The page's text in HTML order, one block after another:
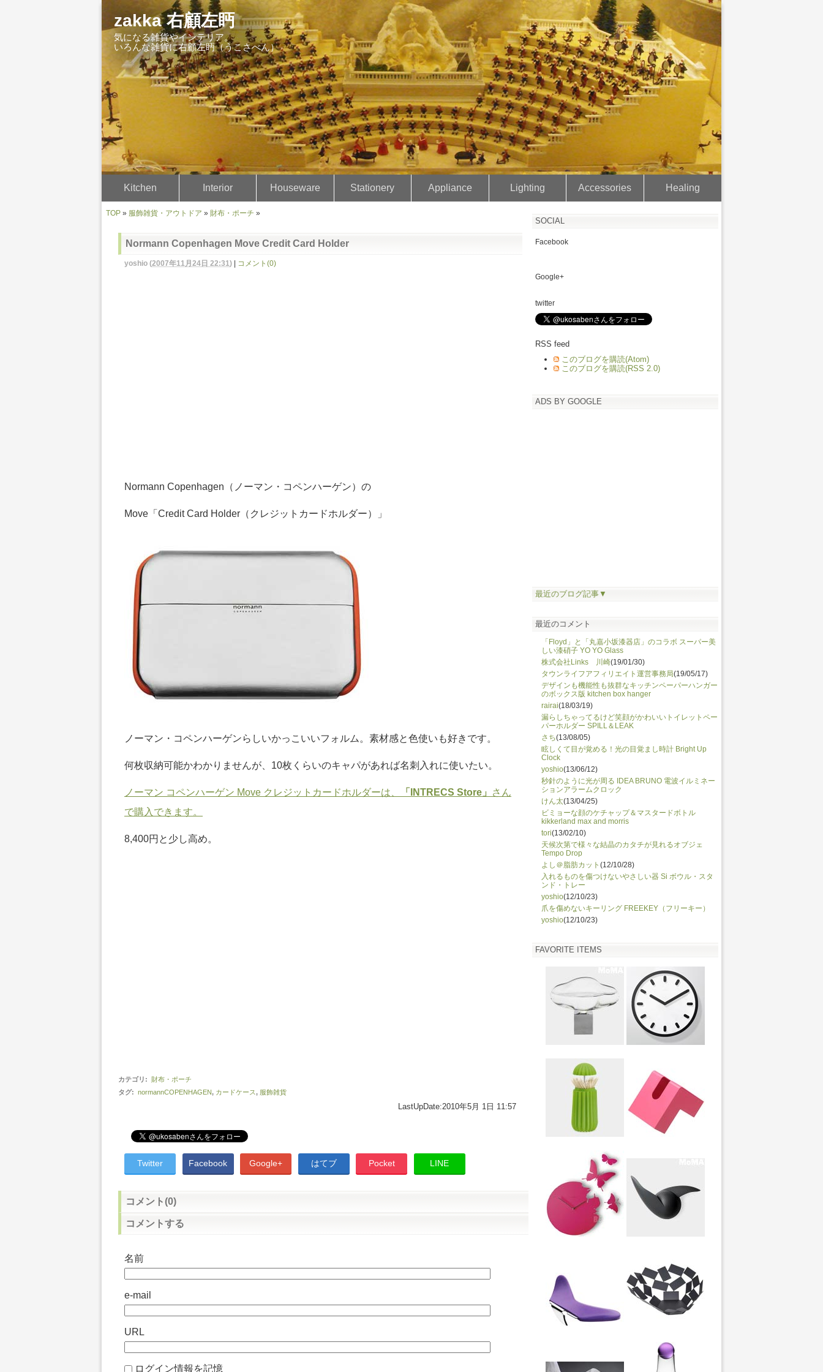
zakka 右顧左眄
気になる雑貨やインテリア。
いろんな雑貨に右顧左眄（うこさべん）
Kitchen Interior Houseware Stationery Appliance Lighting Accessories Healing
TOP » 服飾雑貨・アウトドア » 財布・ポーチ »
Normann Copenhagen Move Credit Card Holder
yoshio (2007年11月24日 22:31) コメント(0)
Normann Copenhagen（ノーマン・コペンハーゲン）の
Move「Credit Card Holder（クレジットカードホルダー）」
ノーマン・コペンハーゲンらしいかっこいいフォルム。素材感と色使いも好きです。
何枚収納可能かわかりませんが、10枚くらいのキャパがあれば名刺入れに使いたい。
ノーマン コペンハーゲン Move クレジットカードホルダーは、 「INTRECS Store」
さん
で購入できます。
8,400円と少し高め。
カテゴリ :
財布・ポーチ
タグ: normannCOPENHAGEN, カードケース, 服飾雑貨
LastUpDate:2010年5月 1日 11:57
Twitter Facebook Google+ はてブ Pocket LINE
コメント(0)
コメントする
名前
e-mail
URL
ログイン情報を記憶
SOCIAL
Facebook
Google+
twitter
RSS feed
このブログを購読(Atom)
このブログを購読(RSS 2.0)
ADS BY GOOGLE
最近のブログ記事▼
最近のコメント
「Floyd」と「丸嘉小坂漆器店」のコラボ スーパー美
しい漆硝子 YO YO Glass
株式会社Links 川崎(19/01/30)
タウンライフアフィリエイト運営事務局(19/05/17)
デザインも機能性も抜群なキッチンペーパーハンガー
のボックス版 kitchen box hanger
rairai(18/03/19)
漏らしちゃってるけど笑顔がかわいいトイレットペー
パーホルダー SPILL＆LEAK
さち(13/08/05)
眩しくて目が覚める！光の目覚まし時計 Bright Up
Clock
yoshio(13/06/12)
秒針のように光が周る IDEA BRUNO 電波イルミネー
ションアラームクロック
けん太(13/04/25)
ビミョーな顔のケチャップ＆マスタードボトル
kikkerland max and morris
tori(13/02/10)
天候次第で様々な結晶のカタチが見れるオブジェ
Tempo Drop
よし＠脂肪カット (12/10/28)
入れるものを傷つけないやさしい器 Si ボウル・スタ
ンド・トレー
yoshio(12/10/23)
爪を傷めないキーリング FREEKEY（フリーキー）
yoshio(12/10/23)
FAVORITE ITEMS